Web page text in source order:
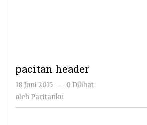
pacitan header
18 Juni 2015
oleh
Pacitanku
-
0 Dilihat
oleh Pacitanku